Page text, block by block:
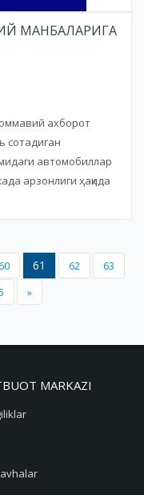
МАНБАЛАРИГА
ахборот
сотадиган
автомобиллар
арзонлиги ҳақида
61 62
63
»
MARKAZI